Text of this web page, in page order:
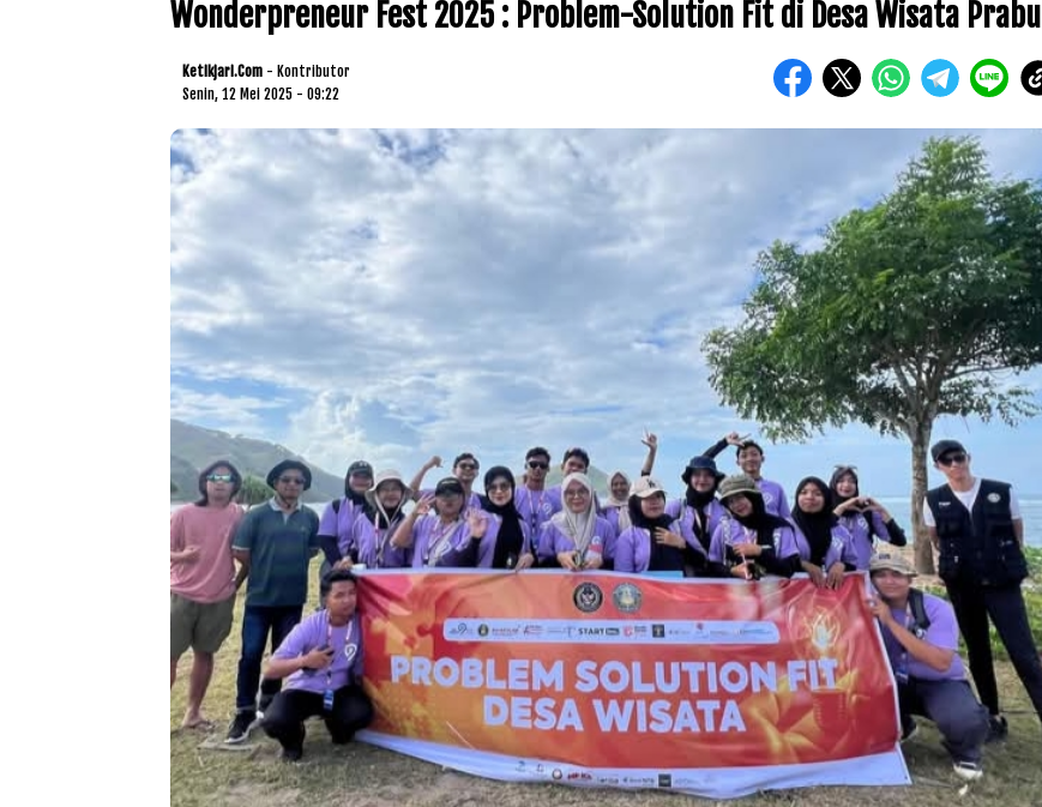
Wonderpreneur Fest 2025 : Problem-Solution Fit di Desa Wisata Prabu
Ketikjari.com - Kontributor
Senin, 12 Mei 2025 - 09:22